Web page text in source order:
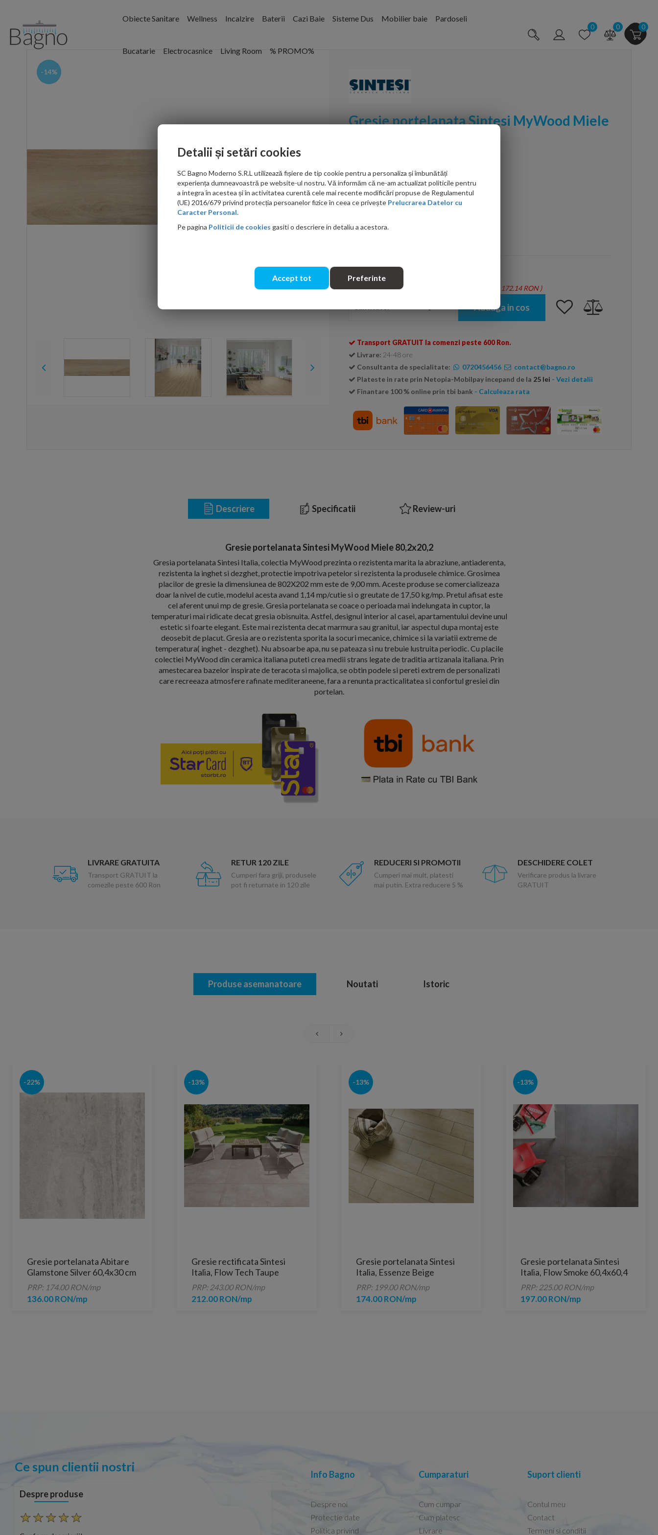
Obiecte Sanitare Wellness Incalzire Baterii Cazi Baie Sisteme Dus Mobilier baie Pardoseli
Bucatarie Electrocasnice Living Room % PROMO%
0 0 0
-14%
Gresie portelanata Sintesi MyWood Miele
PRP: 174.00 RON/mp
151.00
Se livreaza doar la cutie ( 1 cutie = 1.14 mp - Total: 172.14 RON )
Adauga in cos
Transport GRATUIT la comenzi peste 600 Ron.
Livrare: 24-48 ore
Consultanta de specialitate:
0720456456
contact@bagno.ro
Plateste in rate prin Netopia-Mobilpay incepand de la 25 lei - Vezi detalii
Finantare 100 % online prin tbi bank - Calculeaza rata
Descriere Specificatii Review-uri
Gresie portelanata Sintesi MyWood Miele 80,2x20,2
Gresia portelanata Sintesi Italia, colectia MyWood prezinta o rezistenta marita la abraziune, antiaderenta,
rezistenta la inghet si dezghet, protectie impotriva petelor si rezistenta la produsele chimice. Grosimea
placilor de gresie la dimensiunea de 802X202 mm este de 9,00 mm. Aceste produse se comercializeaza
doar la nivel de cutie, modelul acesta avand 1,14 mp/cutie si o greutate de 17,50 kg/mp. Pretul afisat este
cel aferent unui mp de gresie. Gresia portelanata se coace o perioada mai indelungata in cuptor, la
temperaturi mai ridicate decat gresia obisnuita. Astfel, designul interior al casei, apartamentului devine unul
estetic si foarte elegant. Este mai rezistenta decat marmura sau granitul, iar aspectul dupa montaj este
deosebit de placut. Gresia are o rezistenta sporita la socuri mecanice, chimice si la variatii extreme de
temperatura( inghet - dezghet). Nu absoarbe apa, nu se pateaza si nu trebuie lustruita periodic. Cu placile
colectiei MyWood din ceramica italiana puteti crea medii strans legate de traditia artizanala italiana. Prin
amestecarea bazelor inspirate de teracota si majolica, se obtin podele si pereti extrem de personalizati
care recreeaza atmosfere rafinate mediteraneene, fara a renunta practicalitatea si confortul gresiei din
portelan.
LIVRARE GRATUITA
Transport GRATUIT la
comezile peste 600 Ron
RETUR 120 ZILE
Cumperi fara griji, produsele
pot fi returnate in 120 zile
REDUCERI SI PROMOTII
Cumperi mai mult, platesti
mai putin. Extra reducere 5 %
DESCHIDERE COLET
Verificare produs la livrare
GRATUIT
Produse asemanatoare Noutati Istoric
-22%
Gresie portelanata Abitare
Glamstone Silver 60,4x30 cm
PRP: 174.00 RON/mp
136.00 RON/mp
-13%
Gresie rectificata Sintesi
Italia, Flow Tech Taupe
60x60 cm
PRP: 243.00 RON/mp
212.00 RON/mp
-13%
Gresie portelanata Sintesi
Italia, Essenze Beige
80,2x20,2 cm
PRP: 199.00 RON/mp
174.00 RON/mp
-13%
Gresie portelanata Sintesi
Italia, Flow Smoke 60,4x60,4
cm
PRP: 225.00 RON/mp
197.00 RON/mp
Ce spun clientii nostri
Despre produse
Info Bagno
Despre noi
Protectie date
Politica privind
Cumparaturi
Cum cumpar
Cum platesc
Livrare
Suport clienti
Contul meu
Contact
Termeni si conditii
Detalii și setări cookies
SC Bagno Moderno S.R.L utilizează fișiere de tip cookie pentru a personaliza și îmbunătăți
experiența dumneavoastră pe website-ul nostru. Vă informăm că ne-am actualizat politicile pentru
a integra în acestea și în activitatea curentă cele mai recente modificări propuse de Regulamentul
(UE) 2016/679 privind protecția persoanelor fizice în ceea ce privește Prelucrarea Datelor cu
Caracter Personal.
Pe pagina Politicii de cookies gasiti o descriere in detaliu a acestora.
Accept tot Preferinte